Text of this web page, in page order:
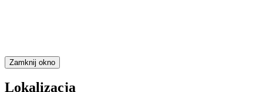
Zamknij okno
Lokalizacja